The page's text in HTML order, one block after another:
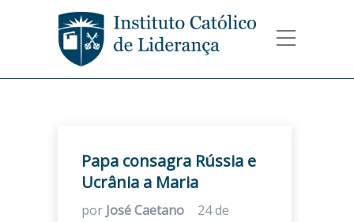
Papa consagra Rússia e
Ucrânia a Maria
por José Caetano
24 de